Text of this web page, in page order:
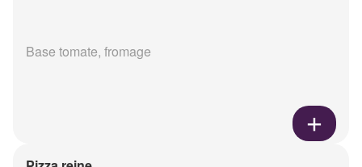
Base tomate, fromage